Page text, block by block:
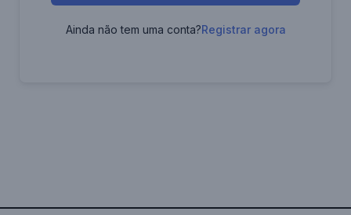
Ainda não tem uma conta?Registrar agora